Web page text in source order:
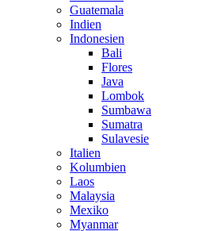
Guatemala
Indien
Indonesien
Bali
Flores
Java
Lombok
Sumbawa
Sumatra
Sulavesie
Italien
Kolumbien
Laos
Malaysia
Mexiko
Myanmar